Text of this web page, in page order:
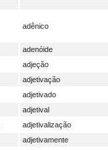
adênico
adenóide
adjeção
adjetivação
adjetivado
adjetival
adjetivalização
adjetivamente